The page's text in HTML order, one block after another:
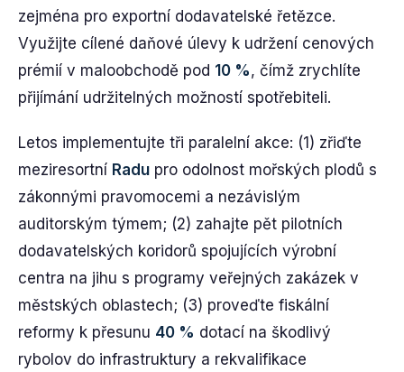
zejména pro exportní dodavatelské řetězce.
Využijte cílené daňové úlevy k udržení cenových
prémií v maloobchodě pod 10 %, čímž zrychlíte
přijímání udržitelných možností spotřebiteli.
Letos implementujte tři paralelní akce: (1) zřiďte
meziresortní Radu pro odolnost mořských plodů s
zákonnými pravomocemi a nezávislým
auditorským týmem; (2) zahajte pět pilotních
dodavatelských koridorů spojujících výrobní
centra na jihu s programy veřejných zakázek v
městských oblastech; (3) proveďte fiskální
reformy k přesunu 40 % dotací na škodlivý
rybolov do infrastruktury a rekvalifikace